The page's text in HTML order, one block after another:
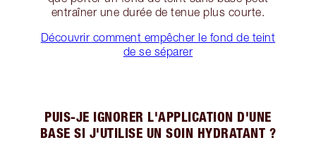
entraîner une durée de tenue plus courte.
Découvrir comment empêcher le fond de teint
de se séparer
PUIS-JE IGNORER L'APPLICATION D'UNE
BASE SI J'UTILISE UN SOIN HYDRATANT ?